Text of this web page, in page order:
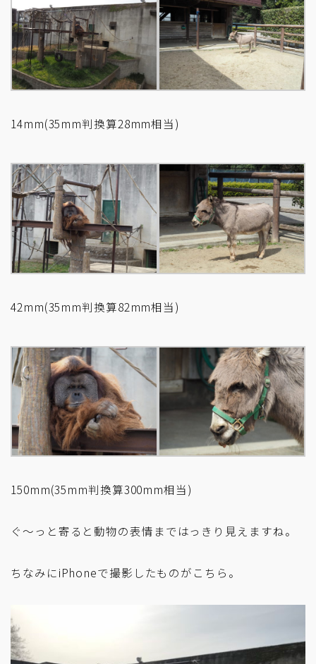
14mm(35mm判換算28mm相当)
42mm(35mm判換算82mm相当)
150mm(35mm判換算300mm相当)
ぐ～っと寄ると動物の表情まではっきり見えますね。
ちなみにiPhoneで撮影したものがこちら。